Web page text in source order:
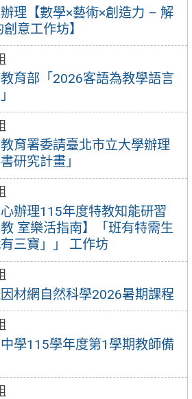
理【數學×藝術×創造力 – 解
意工作坊】
育部「2026客語為教學語言
育署委請臺北市立大學辦理
研究計畫」
辦理115年度特教知能研習
教 室樂活指南】「班有特需生
三寶」」 工作坊
材網自然科學2026暑期課程
學115學年度第1學期教師備